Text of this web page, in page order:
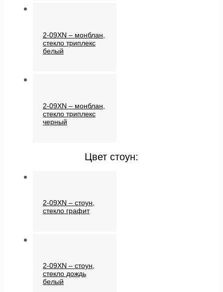
2-09XN – монблан,
стекло триплекс
белый
2-09XN – монблан,
стекло триплекс
черный
Цвет стоун:
2-09XN – стоун,
стекло графит
2-09XN – стоун,
стекло дождь
белый